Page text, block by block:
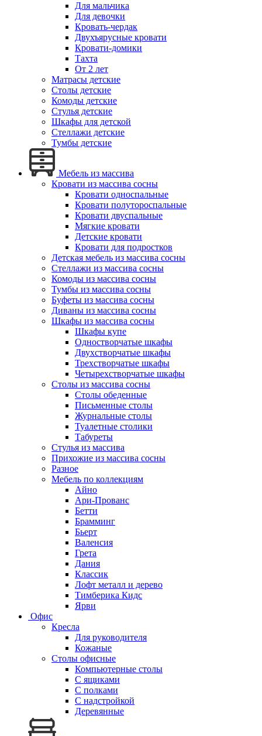
Для мальчика
Для девочки
Кровать-чердак
Двухъярусные кровати
Кровати-домики
Тахта
От 2 лет
Матрасы детские
Столы детские
Комоды детские
Стулья детские
Шкафы для детской
Стеллажи детские
Тумбы детские
Мебель из массива
Кровати из массива сосны
Кровати односпальные
Кровати полутороспальные
Кровати двуспальные
Мягкие кровати
Детские кровати
Кровати для подростков
Детская мебель из массива сосны
Стеллажи из массива сосны
Комоды из массива сосны
Тумбы из массива сосны
Буфеты из массива сосны
Диваны из массива сосны
Шкафы из массива сосны
Шкафы купе
Одностворчатые шкафы
Двухстворчатые шкафы
Трехстворчатые шкафы
Четырехстворчатые шкафы
Столы из массива сосны
Столы обеденные
Письменные столы
Журнальные столы
Туалетные столики
Табуреты
Стулья из массива
Прихожие из массива сосны
Разное
Мебель по коллекциям
Айно
Ари-Прованс
Бетти
Брамминг
Бьерт
Валенсия
Грета
Дания
Классик
Лофт металл и дерево
Тимберика Кидс
Ярви
Офис
Кресла
Для руководителя
Кожаные
Столы офисные
Компьютерные столы
С ящиками
С полками
С надстройкой
Деревянные